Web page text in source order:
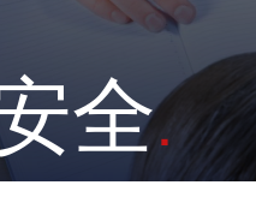
验
健康 & 医疗
术前瞻
系我们
则声明 全